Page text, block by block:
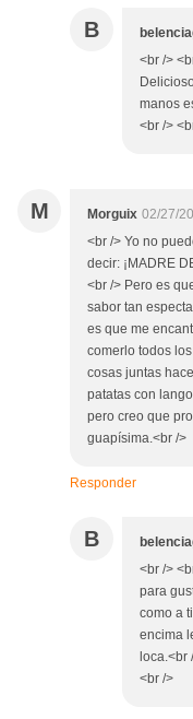
B
<br />
manos
<br />
M Morguix 02/27/
<br /> Yo no
decir: ¡MADRE
<br /> Pero es
sabor tan
es que me
comerlo todos
cosas juntas
patatas con
pero creo que
guapísima.<br />
Responder
B
<br />
para
como a
encima
loca.<br
<br />